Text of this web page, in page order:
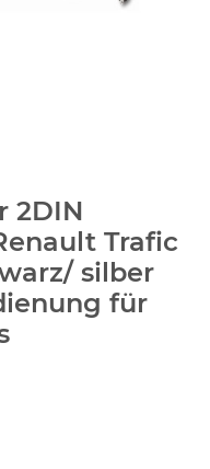
2DIN
Trafic
silber
für